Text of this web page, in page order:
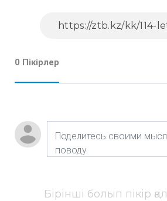
0 Пікірлер
Бірінші болып пікір